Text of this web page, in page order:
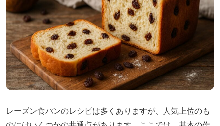
レーズン食パンのレシピは多くありますが、人気上位のも